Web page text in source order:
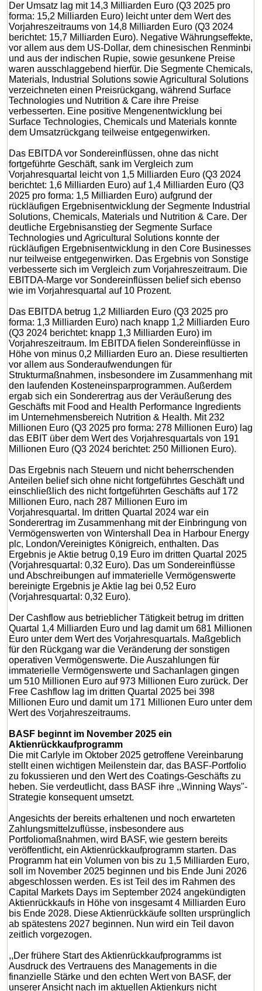
Der Umsatz lag mit 14,3 Milliarden Euro (Q3 2025 pro
forma: 15,2 Milliarden Euro) leicht unter dem Wert des
Vorjahreszeitraums von 14,8 Milliarden Euro (Q3 2024
berichtet: 15,7 Milliarden Euro). Negative Währungseffekte,
vor allem aus dem US-Dollar, dem chinesischen Renminbi
und aus der indischen Rupie, sowie gesunkene Preise
waren ausschlaggebend hierfür. Die Segmente Chemicals,
Materials, Industrial Solutions sowie Agricultural Solutions
verzeichneten einen Preisrückgang, während Surface
Technologies und Nutrition & Care ihre Preise
verbesserten. Eine positive Mengenentwicklung bei
Surface Technologies, Chemicals und Materials konnte
dem Umsatzrückgang teilweise entgegenwirken.
Das EBITDA vor Sondereinflüssen, ohne das nicht
fortgeführte Geschäft, sank im Vergleich zum
Vorjahresquartal leicht von 1,5 Milliarden Euro (Q3 2024
berichtet: 1,6 Milliarden Euro) auf 1,4 Milliarden Euro (Q3
2025 pro forma: 1,5 Milliarden Euro) aufgrund der
rückläufigen Ergebnisentwicklung der Segmente Industrial
Solutions, Chemicals, Materials und Nutrition & Care. Der
deutliche Ergebnisanstieg der Segmente Surface
Technologies und Agricultural Solutions konnte der
rückläufigen Ergebnisentwicklung in den Core Businesses
nur teilweise entgegenwirken. Das Ergebnis von Sonstige
verbesserte sich im Vergleich zum Vorjahreszeitraum. Die
EBITDA-Marge vor Sondereinflüssen belief sich ebenso
wie im Vorjahresquartal auf 10 Prozent.
Das EBITDA betrug 1,2 Milliarden Euro (Q3 2025 pro
forma: 1,3 Milliarden Euro) nach knapp 1,2 Milliarden Euro
(Q3 2024 berichtet: knapp 1,3 Milliarden Euro) im
Vorjahreszeitraum. Im EBITDA fielen Sondereinflüsse in
Höhe von minus 0,2 Milliarden Euro an. Diese resultierten
vor allem aus Sonderaufwendungen für
Strukturmaßnahmen, insbesondere im Zusammenhang mit
den laufenden Kosteneinsparprogrammen. Außerdem
ergab sich ein Sonderertrag aus der Veräußerung des
Geschäfts mit Food and Health Performance Ingredients
im Unternehmensbereich Nutrition & Health. Mit 232
Millionen Euro (Q3 2025 pro forma: 278 Millionen Euro) lag
das EBIT über dem Wert des Vorjahresquartals von 191
Millionen Euro (Q3 2024 berichtet: 250 Millionen Euro).
Das Ergebnis nach Steuern und nicht beherrschenden
Anteilen belief sich ohne nicht fortgeführtes Geschäft und
einschließlich des nicht fortgeführten Geschäfts auf 172
Millionen Euro, nach 287 Millionen Euro im
Vorjahresquartal. Im dritten Quartal 2024 war ein
Sonderertrag im Zusammenhang mit der Einbringung von
Vermögenswerten von Wintershall Dea in Harbour Energy
plc, London/Vereinigtes Königreich, enthalten. Das
Ergebnis je Aktie betrug 0,19 Euro im dritten Quartal 2025
(Vorjahresquartal: 0,32 Euro). Das um Sondereinflüsse
und Abschreibungen auf immaterielle Vermögenswerte
bereinigte Ergebnis je Aktie lag bei 0,52 Euro
(Vorjahresquartal: 0,32 Euro).
Der Cashflow aus betrieblicher Tätigkeit betrug im dritten
Quartal 1,4 Milliarden Euro und lag damit um 681 Millionen
Euro unter dem Wert des Vorjahresquartals. Maßgeblich
für den Rückgang war die Veränderung der sonstigen
operativen Vermögenswerte. Die Auszahlungen für
immaterielle Vermögenswerte und Sachanlagen gingen
um 510 Millionen Euro auf 973 Millionen Euro zurück. Der
Free Cashflow lag im dritten Quartal 2025 bei 398
Millionen Euro und damit um 171 Millionen Euro unter dem
Wert des Vorjahreszeitraums.
BASF beginnt im November 2025 ein
Aktienrückkaufprogramm
Die mit Carlyle im Oktober 2025 getroffene Vereinbarung
stellt einen wichtigen Meilenstein dar, das BASF-Portfolio
zu fokussieren und den Wert des Coatings-Geschäfts zu
heben. Sie verdeutlicht, dass BASF ihre ,,Winning Ways"-
Strategie konsequent umsetzt.
Angesichts der bereits erhaltenen und noch erwarteten
Zahlungsmittelzuflüsse, insbesondere aus
Portfoliomaßnahmen, wird BASF, wie gestern bereits
veröffentlicht, ein Aktienrückkaufprogramm starten. Das
Programm hat ein Volumen von bis zu 1,5 Milliarden Euro,
soll im November 2025 beginnen und bis Ende Juni 2026
abgeschlossen werden. Es ist Teil des im Rahmen des
Capital Markets Days im September 2024 angekündigten
Aktienrückkaufs in Höhe von insgesamt 4 Milliarden Euro
bis Ende 2028. Diese Aktienrückkäufe sollten ursprünglich
ab spätestens 2027 beginnen. Nun wird ein Teil davon
zeitlich vorgezogen.
,,Der frühere Start des Aktienrückkaufprogramms ist
Ausdruck des Vertrauens des Managements in die
finanzielle Stärke und den echten Wert von BASF, der
unserer Ansicht nach im aktuellen Aktienkurs nicht